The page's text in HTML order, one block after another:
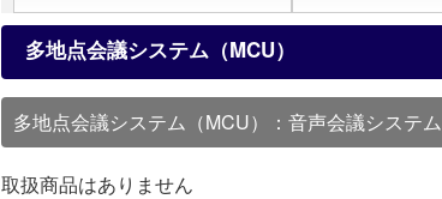
多地点会議システム（MCU）
多地点会議システム（MCU）：音声会議システム
取扱商品はありません